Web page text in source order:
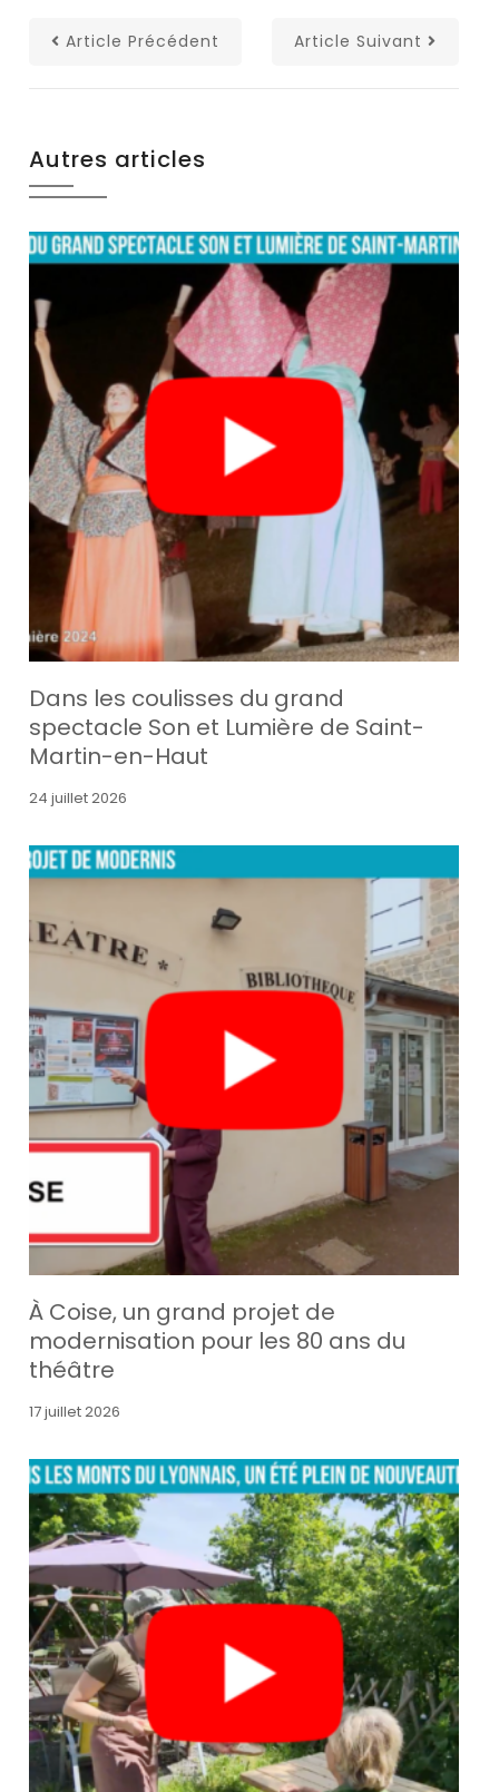
Article Précédent Article Suivant
Autres articles
Dans les coulisses du grand
spectacle Son et Lumière de Saint-
Martin-en-Haut
24 juillet 2026
À Coise, un grand projet de
modernisation pour les 80 ans du
théâtre
17 juillet 2026